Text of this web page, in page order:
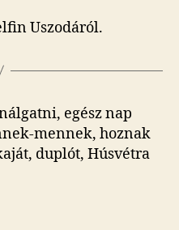
Uszodáról.
egész nap
mennek, hoznak
duplót, Húsvétra